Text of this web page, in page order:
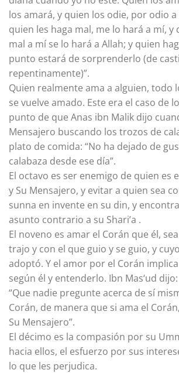
los amará, y quien los odie, por odio
quien les haga mal, me lo hará a mí, y
mal a mí se lo hará a Allah; y quien
punto estará de sorprenderlo (de
repentinamente)”.
Quien realmente ama a alguien, todo
se vuelve amado. Este era el caso de
punto de que Anas ibn Malik dijo
Mensajero buscando los trozos de
plato de comida: “No ha dejado de
calabaza desde ese día”.
El octavo es ser enemigo de quien es
y Su Mensajero, y evitar a quien sea
sunna en invente en su din, y
asunto contrario a su Shari’a .
El noveno es amar el Corán que él,
trajo y con el que guio y se guio, y
adoptó. Y el amor por el Corán
según él y entenderlo. Ibn Mas‘ud dijo:
“Que nadie pregunte acerca de sí
Corán, de manera que si ama el
Su Mensajero”.
El décimo es la compasión por su
hacia ellos, el esfuerzo por sus
lo que les perjudica.